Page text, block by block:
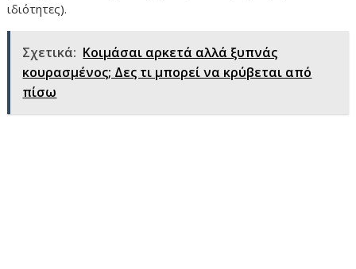
ιδιότητες).
Σχετικά: Κοιμάσαι αρκετά αλλά ξυπνάς
κουρασμένος; Δες τι μπορεί να κρύβεται από
πίσω